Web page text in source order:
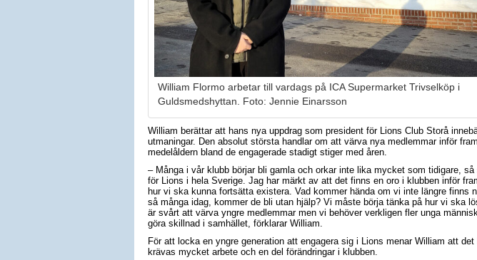
William Flormo arbetar till vardags på ICA Supermarket Trivselköp i
Guldsmedshyttan. Foto: Jennie Einarsson
William berättar att hans nya uppdrag som president för Lions Club Storå
utmaningar. Den absolut största handlar om att värva nya medlemmar inför
medelåldern bland de engagerade stadigt stiger med åren.
– Många i vår klubb börjar bli gamla och orkar inte lika mycket som tidigare, så
för Lions i hela Sverige. Jag har märkt av att det finns en oro i klubben inför
hur vi ska kunna fortsätta existera. Vad kommer hända om vi inte längre finns
så många idag, kommer de bli utan hjälp? Vi måste börja tänka på hur vi ska
är svårt att värva yngre medlemmar men vi behöver verkligen fler unga
göra skillnad i samhället, förklarar William.
För att locka en yngre generation att engagera sig i Lions menar William att det
krävas mycket arbete och en del förändringar i klubben.